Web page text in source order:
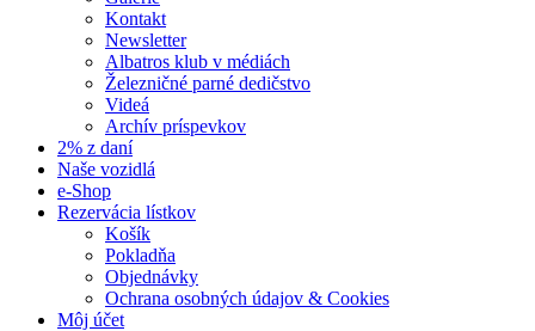
Kontakt
Newsletter
Albatros klub v médiách
Železničné parné dedičstvo
Videá
Archív príspevkov
2% z daní
Naše vozidlá
e-Shop
Rezervácia lístkov
Košík
Pokladňa
Objednávky
Ochrana osobných údajov & Cookies
Môj účet